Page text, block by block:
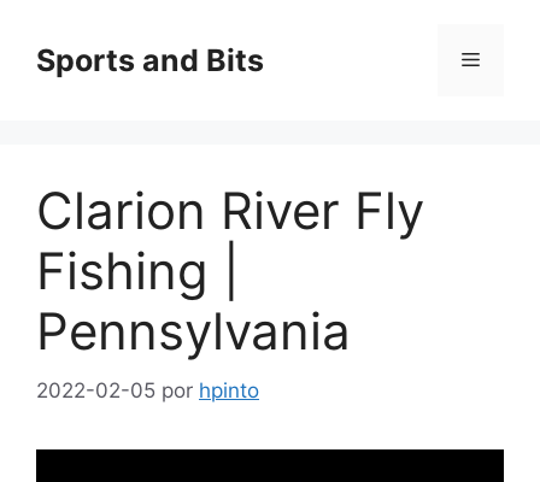
contenido
Sports and Bits Menú
Clarion River Fly
Fishing |
Pennsylvania
2022-02-05 por hpinto